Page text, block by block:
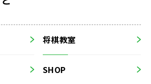
将棋教室
SHOP